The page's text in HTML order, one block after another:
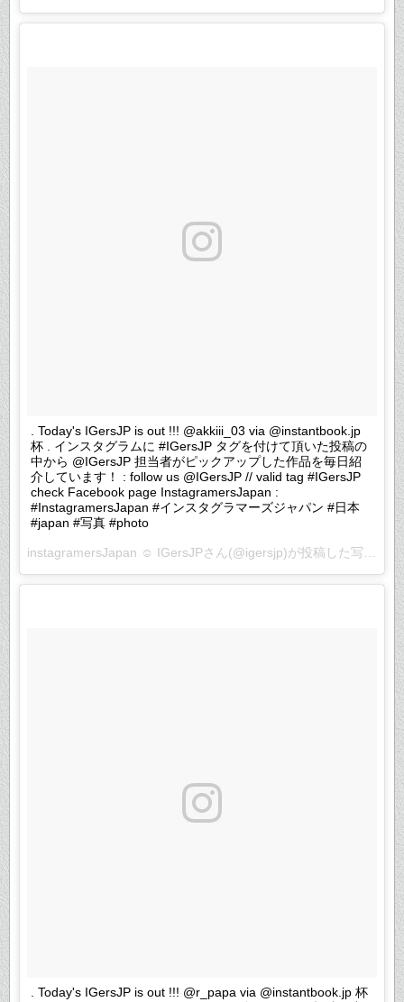
. Today's IGersJP is out !!! @akkiii_03 via @instantbook.jp
杯 . インスタグラムに #IGersJP タグを付けて頂いた投稿の
中から @IGersJP 担当者がピックアップした作品を毎日紹
介しています！ : follow us @IGersJP // valid tag #IGersJP
check Facebook page InstagramersJapan :
#InstagramersJapan #インスタグラマーズジャパン #日本
#japan #写真 #photo
instagramersJapan ☺︎ IGersJPさん(@igersjp)が投稿した写真 –
. Today's IGersJP is out !!! @r_papa via @instantbook.jp 杯